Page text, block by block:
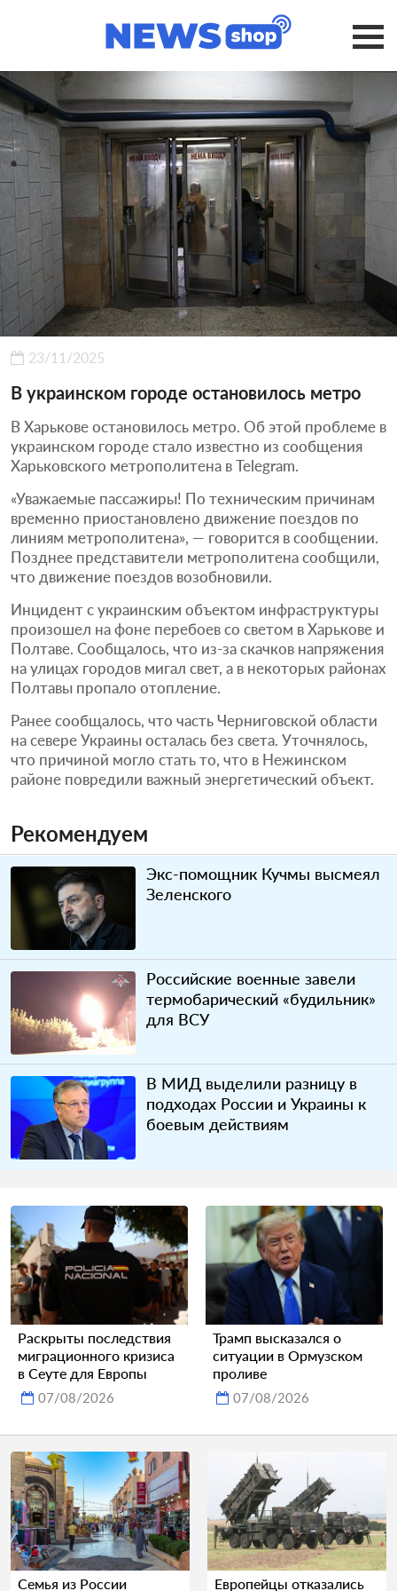
23/11/2025
В украинском городе остановилось метро
В Харькове остановилось метро. Об этой проблеме в
украинском городе стало известно из сообщения
Харьковского метрополитена в Telegram.
«Уважаемые пассажиры! По техническим причинам
временно приостановлено движение поездов по
линиям метрополитена», — говорится в сообщении.
Позднее представители метрополитена сообщили,
что движение поездов возобновили.
Инцидент с украинским объектом инфраструктуры
произошел на фоне перебоев со светом в Харькове и
Полтаве. Сообщалось, что из-за скачков напряжения
на улицах городов мигал свет, а в некоторых районах
Полтавы пропало отопление.
Ранее сообщалось, что часть Черниговской области
на севере Украины осталась без света. Уточнялось,
что причиной могло стать то, что в Нежинском
районе повредили важный энергетический объект.
Рекомендуем
Экс-помощник Кучмы высмеял
Зеленского
Российские военные завели
термобарический «будильник»
для ВСУ
В МИД выделили разницу в
подходах России и Украины к
боевым действиям
Раскрыты последствия
миграционного кризиса
в Сеуте для Европы
07/08/2026
Трамп высказался о
ситуации в Ормузском
проливе
07/08/2026
Семья из России Европейцы отказались